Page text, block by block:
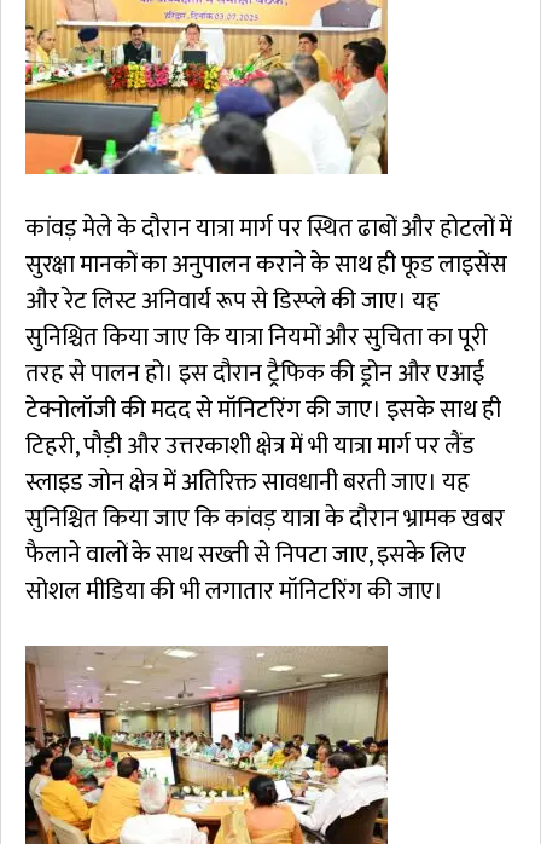
कांवड़ मेले के दौरान यात्रा मार्ग पर स्थित ढाबों और होटलों में
सुरक्षा मानकों का अनुपालन कराने के साथ ही फूड लाइसेंस
और रेट लिस्ट अनिवार्य रूप से डिस्प्ले की जाए। यह
सुनिश्चित किया जाए कि यात्रा नियमों और सुचिता का पूरी
तरह से पालन हो। इस दौरान ट्रैफिक की ड्रोन और एआई
टेक्नोलॉजी की मदद से मॉनिटरिंग की जाए। इसके साथ ही
टिहरी, पौड़ी और उत्तरकाशी क्षेत्र में भी यात्रा मार्ग पर लैंड
स्लाइड जोन क्षेत्र में अतिरिक्त सावधानी बरती जाए। यह
सुनिश्चित किया जाए कि कांवड़ यात्रा के दौरान भ्रामक खबर
फैलाने वालों के साथ सख्ती से निपटा जाए, इसके लिए
सोशल मीडिया की भी लगातार मॉनिटरिंग की जाए।